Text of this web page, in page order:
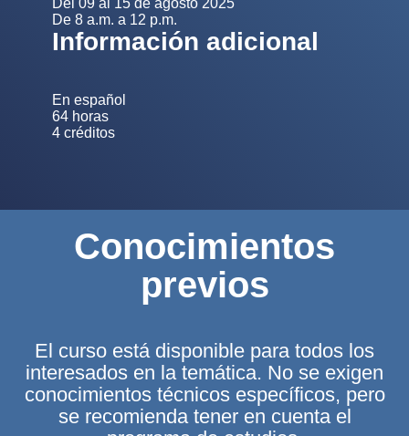
De 8 a.m. a 12 p.m.
Información adicional
En español
64 horas
4 créditos
Conocimientos
previos
El curso está disponible para todos los
interesados en la temática. No se exigen
conocimientos técnicos específicos, pero
se recomienda tener en cuenta el